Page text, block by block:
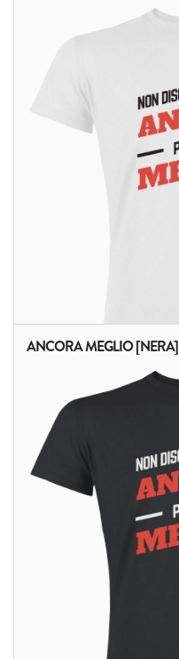
ALTRI PRODOTTI:
ANCORA MEGLIO [NERA]